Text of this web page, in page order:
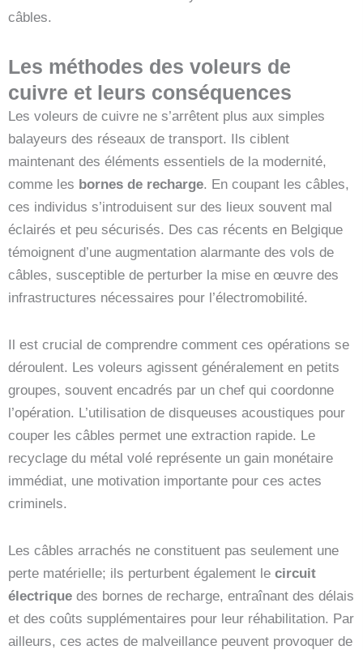
câbles.
Les méthodes des voleurs de
cuivre et leurs conséquences
Les voleurs de cuivre ne s’arrêtent plus aux simples
balayeurs des réseaux de transport. Ils ciblent
maintenant des éléments essentiels de la modernité,
comme les bornes de recharge. En coupant les câbles,
ces individus s’introduisent sur des lieux souvent mal
éclairés et peu sécurisés. Des cas récents en Belgique
témoignent d’une augmentation alarmante des vols de
câbles, susceptible de perturber la mise en œuvre des
infrastructures nécessaires pour l’électromobilité.
Il est crucial de comprendre comment ces opérations se
déroulent. Les voleurs agissent généralement en petits
groupes, souvent encadrés par un chef qui coordonne
l’opération. L’utilisation de disqueuses acoustiques pour
couper les câbles permet une extraction rapide. Le
recyclage du métal volé représente un gain monétaire
immédiat, une motivation importante pour ces actes
criminels.
Les câbles arrachés ne constituent pas seulement une
perte matérielle; ils perturbent également le circuit
électrique des bornes de recharge, entraînant des délais
et des coûts supplémentaires pour leur réhabilitation. Par
ailleurs, ces actes de malveillance peuvent provoquer de